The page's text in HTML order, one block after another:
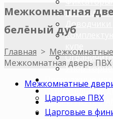
Цилиндры
Доводчики
Упор
Погонажные
Строительные
ДВЕРИ ПО
Двери по
Межкомнатная
белёный дуб
Главная >
Межкомнатная дверь ПВХ
Межкомнатные
Царговые ПВХ
Царговые в